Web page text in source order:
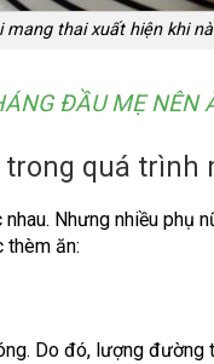
mang thai xuất hiện khi
ĐẦU MẸ
quá trình
Nhưng nhiều
thèm ăn:
Do đó, lượng